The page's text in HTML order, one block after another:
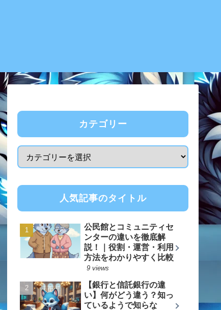
カテゴリー
人気記事のタイトル
公民館とコミュニティセ
ンターの違いを徹底解
説！｜役割・運営・利用
方法をわかりやすく比較
9 views
【銀行と信託銀行の違
い】何がどう違う？知っ
ているようで知らな